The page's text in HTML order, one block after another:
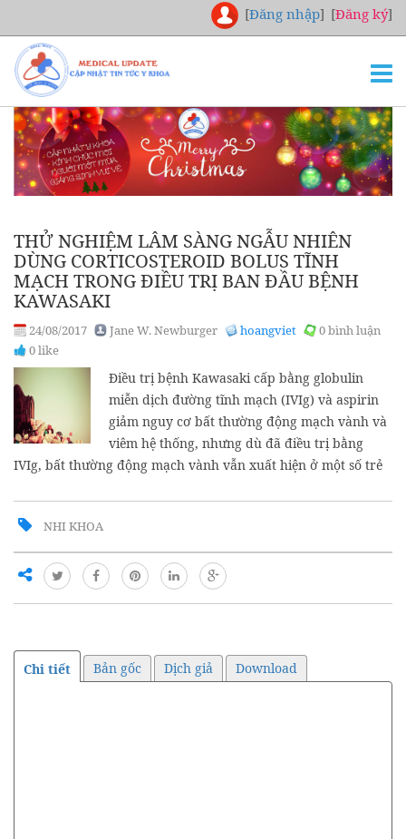
[Đăng nhập] [Đăng ký]
TRANG CHỦ
THƯ VIỆN
NGHIÊN CỨU
DOWNLOAD
TUYỂN DỤNG
THỬ NGHIỆM LÂM SÀNG NGẪU NHIÊN
DÙNG CORTICOSTEROID BOLUS TĨNH
MẠCH TRONG ĐIỀU TRỊ BAN ĐẦU BỆNH
KAWASAKI
24/08/2017 Jane W. Newburger hoangviet
0 bình luận
0 like
Điều trị bệnh Kawasaki cấp bằng globulin
miễn dịch đường tĩnh mạch (IVIg) và aspirin
giảm nguy cơ bất thường động mạch vành và
viêm hệ thống, nhưng dù đã điều trị bằng
IVIg, bất thường động mạch vành vẫn xuất hiện ở một số trẻ
NHI KHOA
Chi tiết Bản gốc Dịch giả Download